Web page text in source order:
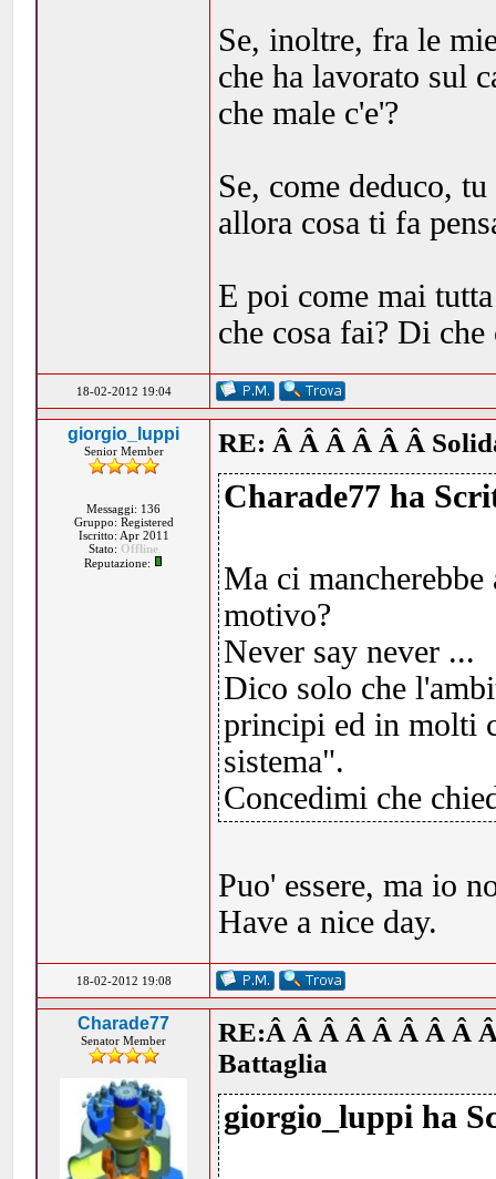
Se, inoltre, fra le
che ha lavorato sul
che male c'e'?
Se, come deduco,
allora cosa ti fa
E poi come mai
che cosa fai? Di
18-02-2012 19:04
giorgio_luppi
Senior Member
Messaggi: 136
Gruppo: Registered
Iscritto: Apr 2011
Stato: Offline
Reputazione:
RE: Â Â Â Â Â Â
Charade77 ha
Ma ci mancherebbe
motivo?
Never say never ...
Dico solo che
principi ed in molti
sistema".
Concedimi che
Puo' essere, ma io
Have a nice day.
18-02-2012 19:08
Charade77
Senator Member
RE:Â Â Â Â Â Â Â Â
Battaglia
giorgio_luppi ha